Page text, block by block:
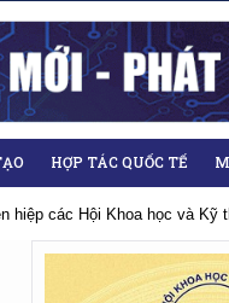
HỢP TÁC QUỐC TẾ
hiệp các Hội Khoa học và Kỹ